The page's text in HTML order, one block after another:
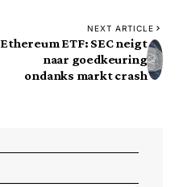
NEXT ARTICLE
Ethereum ETF: SEC neigt
naar goedkeuring
ondanks markt crash